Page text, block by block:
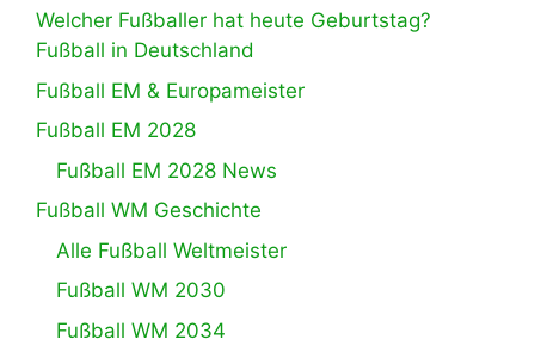
Welcher Fußballer hat heute Geburtstag?
Fußball in Deutschland
Fußball EM & Europameister
Fußball EM 2028
Fußball EM 2028 News
Fußball WM Geschichte
Alle Fußball Weltmeister
Fußball WM 2030
Fußball WM 2034